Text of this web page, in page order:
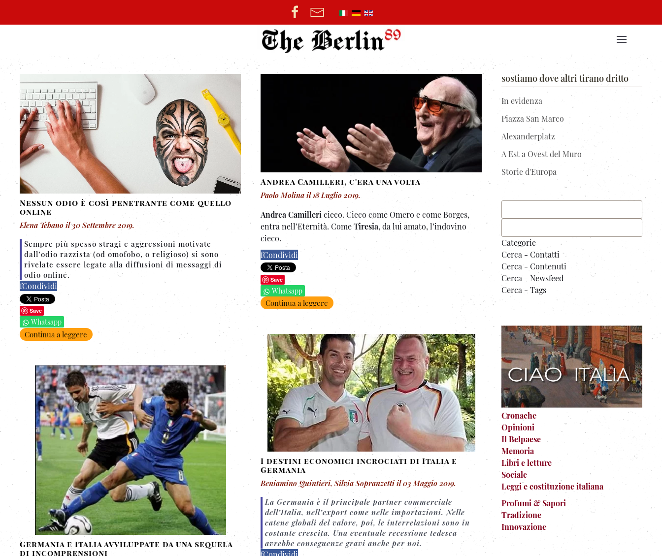
Nessun odio è così penetrante come quello
online
Elena Tebano il30 Settembre 2019.
Sempre più spesso stragi e aggressioni motivate
dall’odio razzista (od omofobo, o religioso) si sono
rivelate essere legate alla diffusioni di messaggi di
odio online.
fCondividi
Save
Whatsapp
Continua a leggere
Andrea Camilleri, c'era una volta
Paolo Molina il 18 Luglio 2019.
Andrea Camilleri cieco. Cieco come Omero e come Borges,
entra nell’Eternità. ComeTiresia, da lui amato, l’indovino
cieco.
fCondividi
Save
Whatsapp
Continua a leggere
Germania e Italia avviluppate da una sequela
di incomprensioni
I destini economici incrociati di Italia e
Germania
Beniamino Quintieri, Silvia Sopranzetti il03 Maggio 2019.
La Germania è il principale partner commerciale
dell’Italia, nell’export come nelle importazioni. Nelle
catene globali del valore, poi, le interrelazioni sono in
costante crescita. Una eventuale recessione tedesca
avrebbe conseguenze gravi anche per noi.
sostiamo dove altri tirano dritto
In evidenza
Piazza San Marco
Alexanderplatz
A Est a Ovest del Muro
Storie d'Europa
Categorie
Cerca - Contatti
Cerca - Contenuti
Cerca - Newsfeed
Cerca - Tags
Cronache
Opinioni
Il Belpaese
Memoria
Libri e letture
Sociale
Leggi e costituzione italiana
Profumi & Sapori
Tradizione
Innovazione